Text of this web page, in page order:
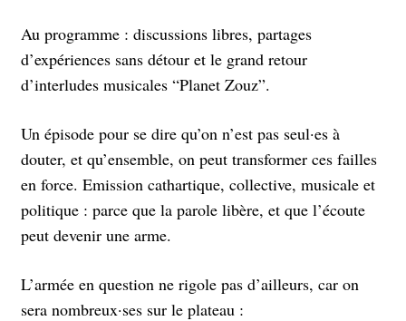
Au programme : discussions libres, partages
d’expériences sans détour et le grand retour
d’interludes musicales “Planet Zouz”.
Un épisode pour se dire qu’on n’est pas seul·es à
douter, et qu’ensemble, on peut transformer ces failles
en force. Emission cathartique, collective, musicale et
politique : parce que la parole libère, et que l’écoute
peut devenir une arme.
L’armée en question ne rigole pas d’ailleurs, car on
sera nombreux·ses sur le plateau :